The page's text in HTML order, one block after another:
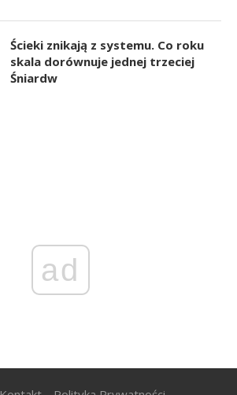
Ścieki znikają z systemu. Co roku
skala dorównuje jednej trzeciej
Śniardw
ad